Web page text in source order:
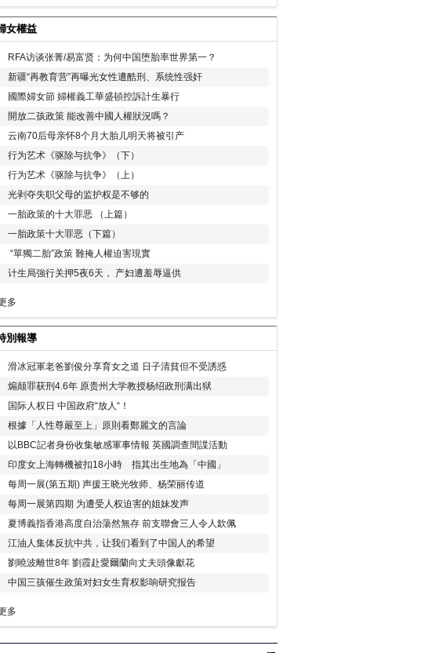
女權益
RFA访谈张菁/易富贤：为何中国堕胎率世界第一？
新疆“再教育营”再曝光女性遭酷刑、系统性强奸
國際婦女節 婦權義工華盛頓控訴計生暴行
開放二孩政策 能改善中國人權狀況嗎？
云南70后母亲怀8个月大胎儿明天将被引产
行为艺术《驱除与抗争》（下）
行为艺术《驱除与抗争》（上）
光剥夺失职父母的监护权是不够的
一胎政策的十大罪恶 （上篇）
一胎政策十大罪恶（下篇）
“單獨二胎”政策 難掩人權迫害現實
计生局強行关押5夜6天， 产妇遭羞辱逼供
多
別報導
滑冰冠軍老爸劉俊分享育女之道 日子清貧但不受誘惑
煽颠罪获刑4.6年 原贵州大学教授杨绍政刑满出狱
国际人权日 中国政府“放人“！
根據「人性尊嚴至上」原則看鄭麗文的言論
以BBC記者身份收集敏感軍事情報 英國調查間諜活動
印度女上海轉機被扣18小時 指其出生地為「中國」
每周一展(第五期) 声援王晓光牧师、杨荣丽传道
每周一展第四期 为遭受人权迫害的姐妹发声
夏博義指香港高度自治蕩然無存 前支聯會三人令人欽佩
江油人集体反抗中共，让我们看到了中国人的希望
劉曉波離世8年 劉霞赴愛爾蘭向丈夫頭像獻花
中国三孩催生政策对妇女生育权影响研究报告
多